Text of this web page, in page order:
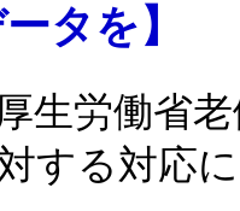
タを】
生労働省
する対応